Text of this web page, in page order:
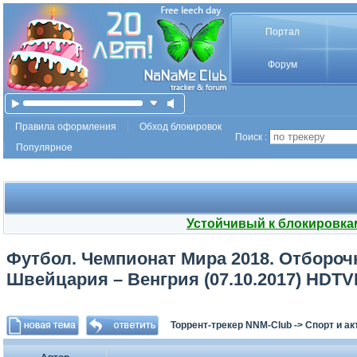
Портал
Форум
Правила оформления
Обход блокировок
Популярное
Поиск :
Устойчивый к
Футбол. Чемпионат Мира 2018.
Швейцария – Венгрия (07.10.2017)
Торрент-трекер NNM-Club -> Спорт и